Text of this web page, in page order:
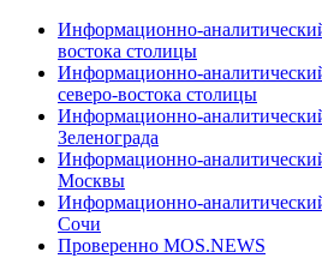
Информационно-
востока столицы
Информационно-
северо-востока столицы
Информационно-
Зеленограда
Информационно-
Москвы
Информационно-
Сочи
Проверенно MOS.NEWS